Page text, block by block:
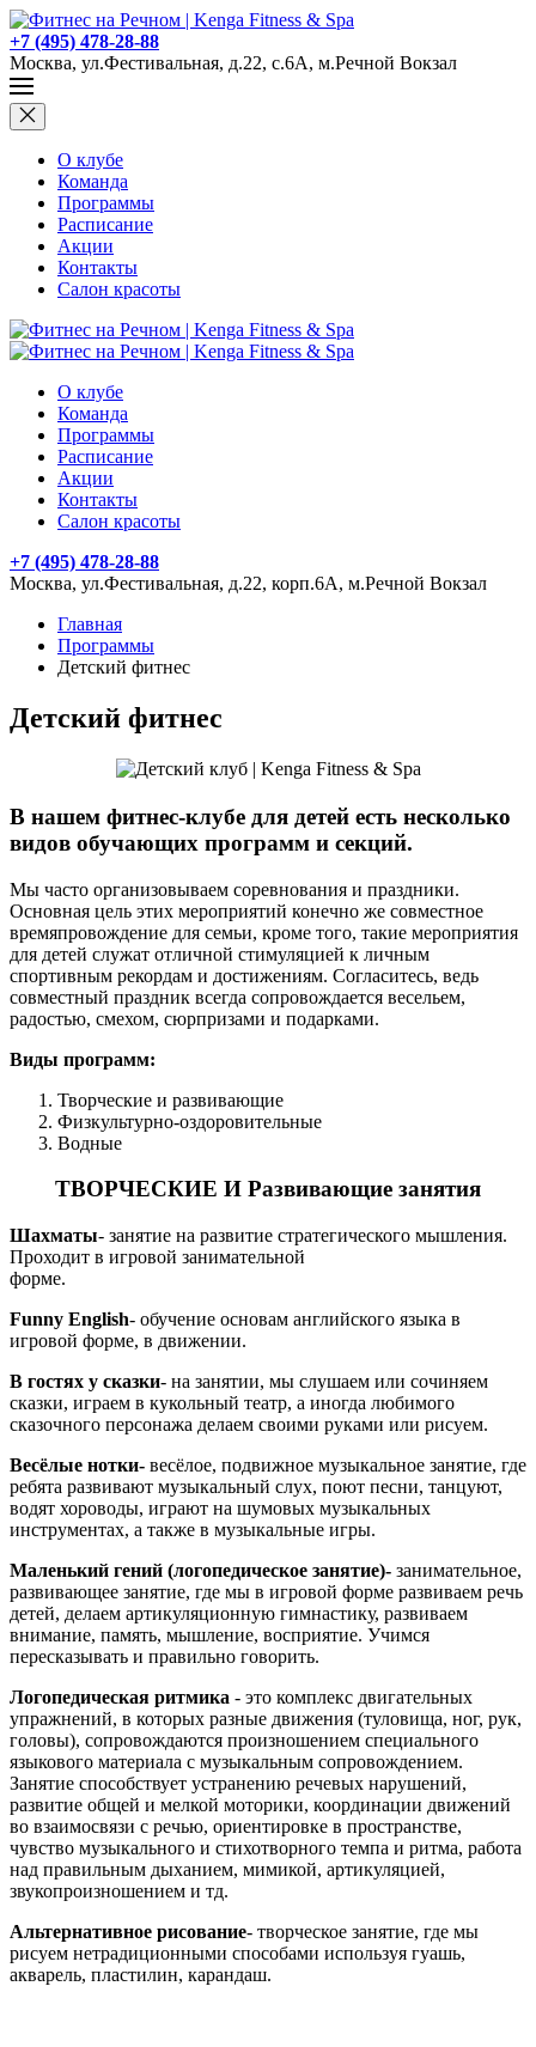
+7 (495) 478-28-88
Москва, ул.Фестивальная, д.22, с.6А, м.Речной Вокзал
О клубе
Команда
Программы
Расписание
Акции
Контакты
Салон красоты
О клубе
Команда
Программы
Расписание
Акции
Контакты
Салон красоты
+7 (495) 478-28-88
Москва, ул.Фестивальная, д.22, корп.6А, м.Речной Вокзал
Главная
Программы
Детский фитнес
Детский фитнес
В нашем фитнес-клубе для детей есть несколько
видов обучающих программ и секций.
Мы часто организовываем соревнования и праздники.
Основная цель этих мероприятий конечно же совместное
времяпровождение для семьи, кроме того, такие мероприятия
для детей служат отличной стимуляцией к личным
спортивным рекордам и достижениям. Согласитесь, ведь
совместный праздник всегда сопровождается весельем,
радостью, смехом, сюрпризами и подарками.
Виды программ:
Творческие и развивающие
Физкультурно-оздоровительные
Водные
ТВОРЧЕСКИЕ И Развивающие занятия
Шахматы- занятие на развитие стратегического мышления.
Проходит в игровой занимательной
форме.
Funny English- обучение основам английского языка в
игровой форме, в движении.
В гостях у сказки- на занятии, мы слушаем или сочиняем
сказки, играем в кукольный театр, а иногда любимого
сказочного персонажа делаем своими руками или рисуем.
Весёлые нотки- весёлое, подвижное музыкальное занятие, где
ребята развивают музыкальный слух, поют песни, танцуют,
водят хороводы, играют на шумовых музыкальных
инструментах, а также в музыкальные игры.
Маленький гений (логопедическое занятие)- занимательное,
развивающее занятие, где мы в игровой форме развиваем речь
детей, делаем артикуляционную гимнастику, развиваем
внимание, память, мышление, восприятие. Учимся
пересказывать и правильно говорить.
Логопедическая ритмика - это комплекс двигательных
упражнений, в которых разные движения (туловища, ног, рук,
головы), сопровождаются произношением специального
языкового материала с музыкальным сопровождением.
Занятие способствует устранению речевых нарушений,
развитие общей и мелкой моторики, координации движений
во взаимосвязи с речью, ориентировке в пространстве,
чувство музыкального и стихотворного темпа и ритма, работа
над правильным дыханием, мимикой, артикуляцией,
звукопроизношением и тд.
Альтернативное рисование- творческое занятие, где мы
рисуем нетрадиционными способами используя гуашь,
акварель, пластилин, карандаш.